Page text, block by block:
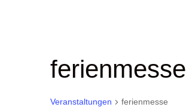
ferienmesse
Veranstaltungen ferienmesse